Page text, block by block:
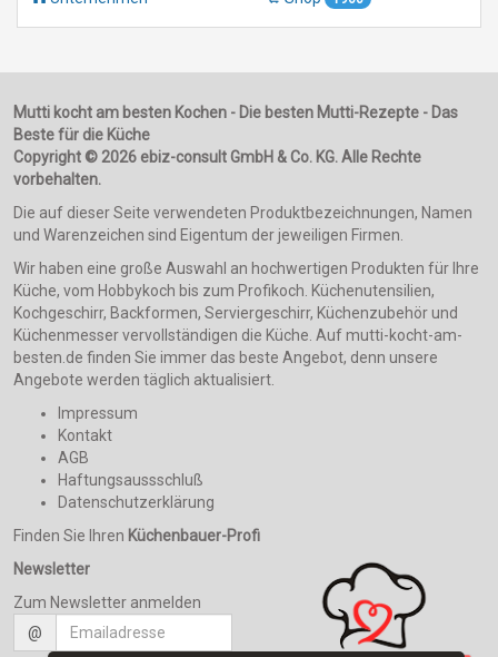
Mutti kocht am besten Kochen - Die besten Mutti-Rezepte - Das
Beste für die Küche
Copyright © 2026 ebiz-consult GmbH & Co. KG. Alle Rechte
vorbehalten.
Die auf dieser Seite verwendeten Produktbezeichnungen, Namen
und Warenzeichen sind Eigentum der jeweiligen Firmen.
Wir haben eine große Auswahl an hochwertigen Produkten für Ihre
Küche, vom Hobbykoch bis zum Profikoch. Küchenutensilien,
Kochgeschirr, Backformen, Serviergeschirr, Küchenzubehör und
Küchenmesser vervollständigen die Küche. Auf mutti-kocht-am-
besten.de finden Sie immer das beste Angebot, denn unsere
Angebote werden täglich aktualisiert.
Impressum
Kontakt
AGB
Haftungsaussschluß
Datenschutzerklärung
Finden Sie Ihren Küchenbauer-Profi
Newsletter
Zum Newsletter anmelden
@